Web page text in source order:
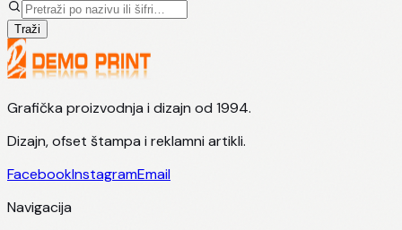
Traži
Grafička proizvodnja i dizajn od 1994.
Dizajn, ofset štampa i reklamni artikli.
FacebookInstagramEmail
Navigacija